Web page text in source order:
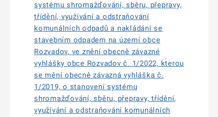
systému shromažďování, sběru, přepravy,
třídění, využívání a odstraňování
komunálních odpadů a nakládání se
stavebním odpadem na území obce
Rozvadov, ve znění obecně závazné
vyhlášky obce Rozvadov č. 1/2022, kterou
se mění obecně závazná vyhláška č.
1/2019, o stanovení systému
shromažďování, sběru, přepravy, třídění,
využívání a odstraňování komunálních